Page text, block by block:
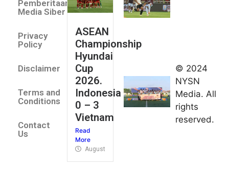
Pemberitaan
Media Siber
Privacy
Policy
Disclaimer
Terms and
Conditions
Contact
Us
ASEAN
Championship
Hyundai
Cup
2026.
Indonesia
0 – 3
Vietnam
Read
More
August 4, 2026
umum
Kejurnas
Panahan
Junior di
Kudus
© 2024
NYSN
Media. All
rights
reserved.